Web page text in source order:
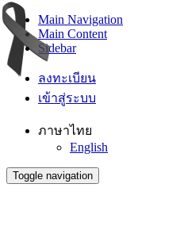
Main Navigation
Main Content
Sidebar
ลงทะเบียน
เข้าสู่ระบบ
ภาษาไทย
English
Toggle navigation